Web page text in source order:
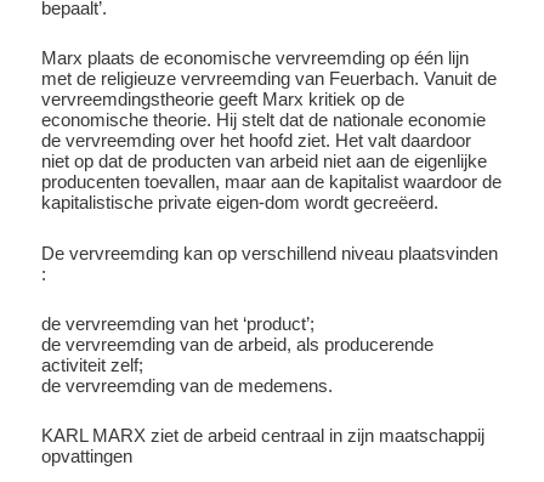
bepaalt’.
Marx plaats de economische vervreemding op één lijn
met de religieuze vervreemding van Feuerbach. Vanuit de
vervreemdingstheorie geeft Marx kritiek op de
economische theorie. Hij stelt dat de nationale economie
de vervreemding over het hoofd ziet. Het valt daardoor
niet op dat de producten van arbeid niet aan de eigenlijke
producenten toevallen, maar aan de kapitalist waardoor de
kapitalistische private eigen-dom wordt gecreëerd.
De vervreemding kan op verschillend niveau plaatsvinden
:
de vervreemding van het ‘product’;
de vervreemding van de arbeid, als producerende
activiteit zelf;
de vervreemding van de medemens.
KARL MARX ziet de arbeid centraal in zijn maatschappij
opvattingen